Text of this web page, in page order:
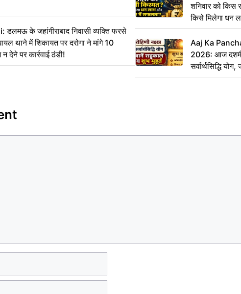
डलमऊ के जहांगीराबाद निवासी व्यक्ति फरसे
थाने में शिकायत पर दरोगा ने मांगे 10
देने पर कार्रवाई ठंडी!
शनिवार को किस
किसे मिलेगा धन
Aaj Ka
2026: आज दशमी
सर्वार्थसिद्धि